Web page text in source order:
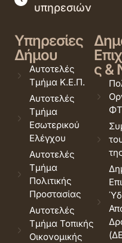
υπηρεσιών
Υπηρεσίες
Δήμου
Αυτοτελές
Τμήμα Κ.Ε.Π.
Αυτοτελές
Τμήμα
Εσωτερικού
Ελέγχου
Αυτοτελές
Τμήμα
Πολιτικής
Προστασίας
Αυτοτελές
Τμήμα Τοπικής
Οικονομικής
ς &